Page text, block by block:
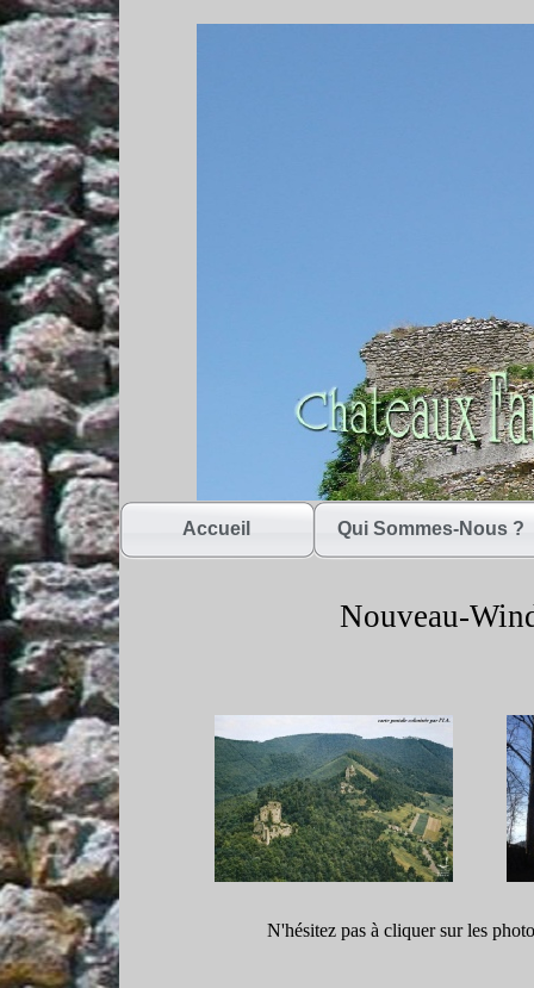
Accueil Qui Sommes-Nous ?
Nouveau-
N'hésitez pas à cliquer sur les